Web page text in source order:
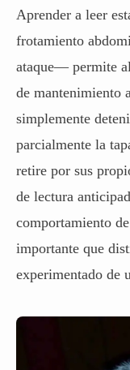
Aprender a leer
frotamiento
ataque— permite
de mantenimiento
simplemente
parcialmente la
retire por sus
de lectura
comportamiento
importante que
experimentado de